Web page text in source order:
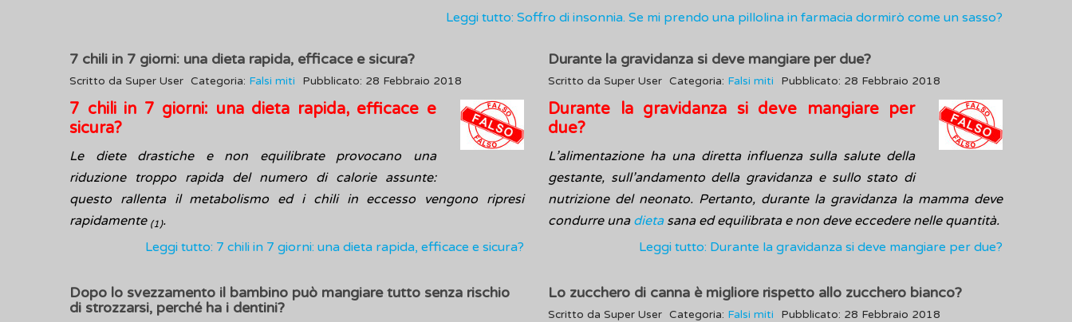
Leggi tutto: Soffro di insonnia. Se mi prendo una pillolina in farmacia dormirò come un sasso?
7 chili in 7 giorni: una dieta rapida, efficace e sicura?
Scritto da Super User Categoria: Falsi miti Pubblicato: 28 Febbraio 2018
7 chili in 7 giorni: una dieta rapida, efficace e
sicura?
Le diete drastiche e non equilibrate provocano una
riduzione troppo rapida del numero di calorie assunte:
questo rallenta il metabolismo ed i chili in eccesso vengono ripresi
rapidamente (1).
Leggi tutto: 7 chili in 7 giorni: una dieta rapida, efficace e sicura?
Durante la gravidanza si deve mangiare per due?
Scritto da Super User Categoria: Falsi miti Pubblicato: 28 Febbraio 2018
Durante la gravidanza si deve mangiare per
due?
L’alimentazione ha una diretta influenza sulla salute della
gestante, sull’andamento della gravidanza e sullo stato di
nutrizione del neonato. Pertanto, durante la gravidanza la mamma deve
condurre una dietasana ed equilibrata e non deve eccedere nelle quantità.
Leggi tutto: Durante la gravidanza si deve mangiare per due?
Dopo lo svezzamento il bambino può mangiare tutto senza rischio
di strozzarsi, perché ha i dentini?
Lo zucchero di canna è migliore rispetto allo zucchero bianco?
Scritto da Super User Categoria: Falsi miti Pubblicato: 28 Febbraio 2018